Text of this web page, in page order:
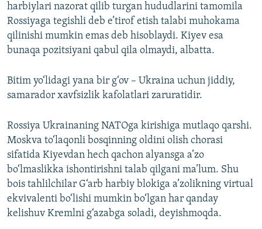
harbiylari nazorat qilib turgan hududlarini tamomila
Rossiyaga tegishli deb e’tirof etish talabi muhokama
qilinishi mumkin emas deb hisoblaydi. Kiyev esa
bunaqa pozitsiyani qabul qila olmaydi, albatta.
Bitim yo‘lidagi yana bir g‘ov – Ukraina uchun jiddiy,
samarador xavfsizlik kafolatlari zaruratidir.
Rossiya Ukrainaning NATOga kirishiga mutlaqo qarshi.
Moskva to‘laqonli bosqinning oldini olish chorasi
sifatida Kiyevdan hech qachon alyansga a’zo
bo‘lmaslikka ishontirishni talab qilgani ma’lum. Shu
bois tahlilchilar G‘arb harbiy blokiga a’zolikning virtual
ekvivalenti bo‘lishi mumkin bo‘lgan har qanday
kelishuv Kremlni g‘azabga soladi, deyishmoqda.